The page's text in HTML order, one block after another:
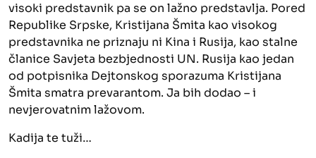
visoki predstavnik pa se on lažno predstavlja. Pored
Republike Srpske, Kristijana Šmita kao visokog
predstavnika ne priznaju ni Kina i Rusija, kao stalne
članice Savjeta bezbjednosti UN. Rusija kao jedan
od potpisnika Dejtonskog sporazuma Kristijana
Šmita smatra prevarantom. Ja bih dodao – i
nevjerovatnim lažovom.
Kadija te tuži…